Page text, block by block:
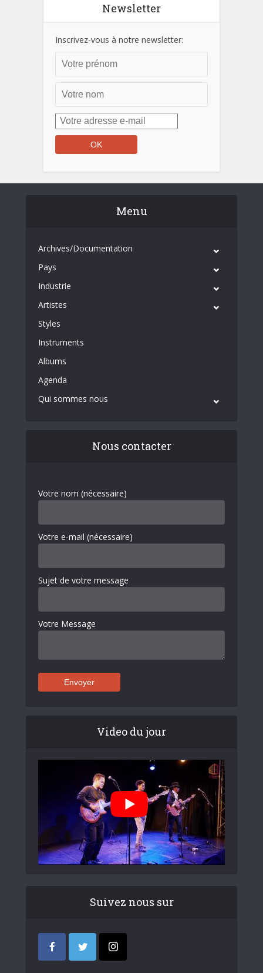
Newsletter
Inscrivez-vous à notre newsletter:
Menu
Archives/Documentation
Pays
Industrie
Artistes
Styles
Instruments
Albums
Agenda
Qui sommes nous
Nous contacter
Votre nom (nécessaire)
Votre e-mail (nécessaire)
Sujet de votre message
Votre Message
Video du jour
Suivez nous sur